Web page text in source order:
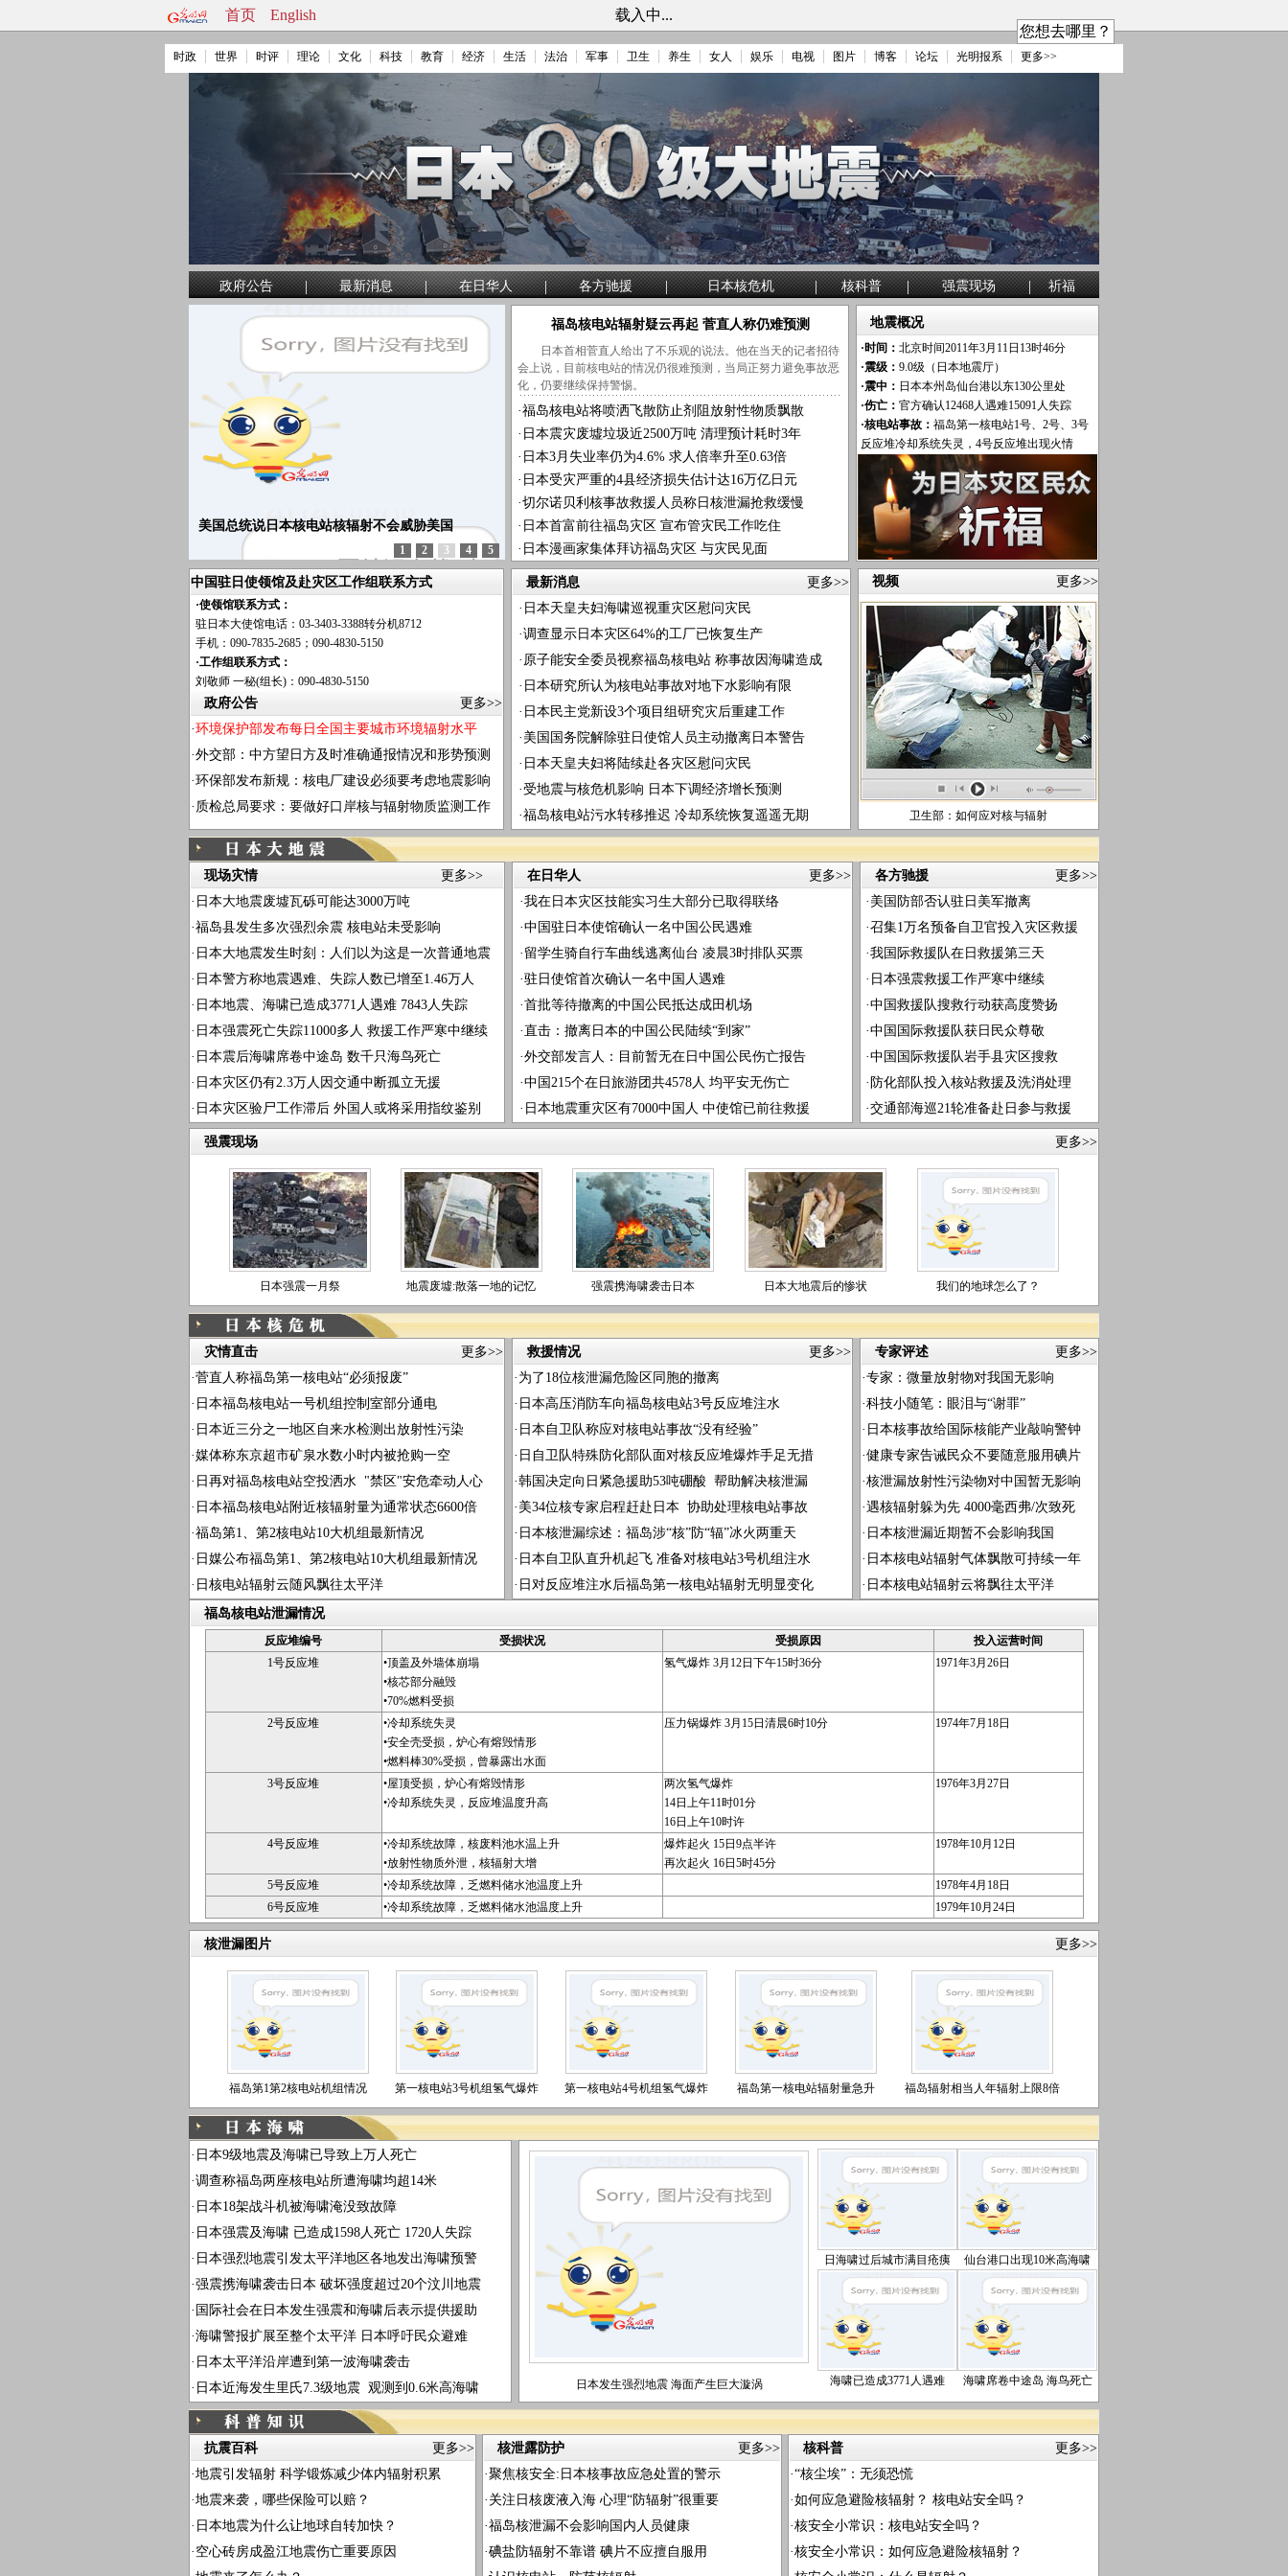
首页 English
载入中...
您想去哪里？
时政 世界 时评 理论 文化 科技 教育 经济 生活 法治 军事 卫生 养生 女人 娱乐 电视 图片 博客 论坛 光明报系 更多>>
政府公告 | 最新消息 | 在日华人 | 各方驰援 | 日本核危机 | 核科普 | 强震现场 | 祈福
美国总统说日本核电站核辐射不会威胁美国
1 2 3 4 5
福岛核电站辐射疑云再起 菅直人称仍难预测
日本首相菅直人给出了不乐观的说法。他在当天的记者招待
会上说，目前核电站的情况仍很难预测，当局正努力避免事故恶
化，仍要继续保持警惕。
·福岛核电站将喷洒飞散防止剂阻放射性物质飘散
· 日本震灾废墟垃圾近2500万吨 清理预计耗时3年
· 日本3月失业率仍为4.6% 求人倍率升至0.63倍
· 日本受灾严重的4县经济损失估计达16万亿日元
·切尔诺贝利核事故救援人员称日核泄漏抢救缓慢
· 日本首富前往福岛灾区 宣布管灾民工作吃住
· 日本漫画家集体拜访福岛灾区 与灾民见面
地震概况
·时间： 北京时间2011年3月11日13时46分
·震级： 9.0级（日本地震厅）
·震中： 日本本州岛仙台港以东130公里处
·伤亡： 官方确认12468人遇难15091人失踪
·核电站事故： 福岛第一核电站1号、2号、3号
反应堆冷却系统失灵，4号反应堆出现火情
中国驻日使领馆及赴灾区工作组联系方式
·使领馆联系方式：
驻日本大使馆电话：03-3403-3388转分机8712
手机：090-7835-2685；090-4830-5150
·工作组联系方式：
刘敬师 一秘(组长)：090-4830-5150
政府公告
更多>>
·环境保护部发布每日全国主要城市环境辐射水平
·外交部：中方望日方及时准确通报情况和形势预测
·环保部发布新规：核电厂建设必须要考虑地震影响
· 质检总局要求：要做好口岸核与辐射物质监测工作
最新消息
更多>>
· 日本天皇夫妇海啸巡视重灾区慰问灾民
·调查显示日本灾区64%的工厂已恢复生产
· 原子能安全委员视察福岛核电站 称事故因海啸造成
· 日本研究所认为核电站事故对地下水影响有限
· 日本民主党新设3个项目组研究灾后重建工作
· 美国国务院解除驻日使馆人员主动撤离日本警告
· 日本天皇夫妇将陆续赴各灾区慰问灾民
·受地震与核危机影响 日本下调经济增长预测
·福岛核电站污水转移推迟 冷却系统恢复遥遥无期
视频 更多>>
卫生部：如何应对核与辐射
现场灾情
更多>>
· 日本大地震废墟瓦砾可能达3000万吨
·福岛县发生多次强烈余震 核电站未受影响
· 日本大地震发生时刻：人们以为这是一次普通地震
· 日本警方称地震遇难、失踪人数已增至1.46万人
· 日本地震、海啸已造成3771人遇难 7843人失踪
· 日本强震死亡失踪11000多人 救援工作严寒中继续
· 日本震后海啸席卷中途岛 数千只海鸟死亡
· 日本灾区仍有2.3万人因交通中断孤立无援
· 日本灾区验尸工作滞后 外国人或将采用指纹鉴别
在日华人
更多>>
·我在日本灾区技能实习生大部分已取得联络
·中国驻日本使馆确认一名中国公民遇难
· 留学生骑自行车曲线逃离仙台 凌晨3时排队买票
·驻日使馆首次确认一名中国人遇难
·首批等待撤离的中国公民抵达成田机场
·直击：撤离日本的中国公民陆续“到家”
·外交部发言人：目前暂无在日中国公民伤亡报告
·中国215个在日旅游团共4578人 均平安无伤亡
· 日本地震重灾区有7000中国人 中使馆已前往救援
各方驰援
更多>>
· 美国防部否认驻日美军撤离
·召集1万名预备自卫官投入灾区救援
·我国际救援队在日救援第三天
· 日本强震救援工作严寒中继续
·中国救援队搜救行动获高度赞扬
·中国国际救援队获日民众尊敬
·中国国际救援队岩手县灾区搜救
· 防化部队投入核站救援及洗消处理
·交通部海巡21轮准备赴日参与救援
强震现场 更多>>
日本强震一月祭 地震废墟:散落一地的记忆 强震携海啸袭击日本 日本大地震后的惨状 我们的地球怎么了？
灾情直击
更多>>
·菅直人称福岛第一核电站“必须报废”
· 日本福岛核电站一号机组控制室部分通电
· 日本近三分之一地区自来水检测出放射性污染
·媒体称东京超市矿泉水数小时内被抢购一空
· 日再对福岛核电站空投洒水 "禁区"安危牵动人心
· 日本福岛核电站附近核辐射量为通常状态6600倍
·福岛第1、第2核电站10大机组最新情况
· 日媒公布福岛第1、第2核电站10大机组最新情况
· 日核电站辐射云随风飘往太平洋
救援情况
更多>>
· 为了18位核泄漏危险区同胞的撤离
· 日本高压消防车向福岛核电站3号反应堆注水
· 日本自卫队称应对核电站事故“没有经验”
· 日自卫队特殊防化部队面对核反应堆爆炸手足无措
·韩国决定向日紧急援助53吨硼酸 帮助解决核泄漏
· 美34位核专家启程赶赴日本 协助处理核电站事故
· 日本核泄漏综述：福岛涉“核”防“辐”冰火两重天
· 日本自卫队直升机起飞 准备对核电站3号机组注水
· 日对反应堆注水后福岛第一核电站辐射无明显变化
专家评述
更多>>
·专家：微量放射物对我国无影响
·科技小随笔：眼泪与“谢罪”
· 日本核事故给国际核能产业敲响警钟
·健康专家告诫民众不要随意服用碘片
·核泄漏放射性污染物对中国暂无影响
·遇核辐射躲为先 4000毫西弗/次致死
· 日本核泄漏近期暂不会影响我国
· 日本核电站辐射气体飘散可持续一年
· 日本核电站辐射云将飘往太平洋
福岛核电站泄漏情况
反应堆编号 受损状况 受损原因
投入运营时间
1号反应堆
•顶盖及外墙体崩塌
•核芯部分融毁
•70%燃料受损
氢气爆炸 3月12日下午15时36分 1971年3月26日
2号反应堆
•冷却系统失灵
•安全壳受损，炉心有熔毁情形
•燃料棒30%受损，曾暴露出水面
压力锅爆炸 3月15日清晨6时10分 1974年7月18日
3号反应堆
•屋顶受损，炉心有熔毁情形
•冷却系统失灵，反应堆温度升高
两次氢气爆炸
14日上午11时01分
16日上午10时许
1976年3月27日
4号反应堆
•冷却系统故障，核废料池水温上升
•放射性物质外泄，核辐射大增
爆炸起火 15日9点半许
再次起火 16日5时45分
1978年10月12日
5号反应堆 •冷却系统故障，乏燃料储水池温度上升
1978年4月18日
6号反应堆
•冷却系统故障，乏燃料储水池温度上升 1979年10月24日
核泄漏图片 更多>>
福岛第1第2核电站机组情况 第一核电站3号机组氢气爆炸 第一核电站4号机组氢气爆炸 福岛第一核电站辐射量急升 福岛辐射相当人年辐射上限8倍
· 日本9级地震及海啸已导致上万人死亡
·调查称福岛两座核电站所遭海啸均超14米
· 日本18架战斗机被海啸淹没致故障
· 日本强震及海啸 已造成1598人死亡 1720人失踪
· 日本强烈地震引发太平洋地区各地发出海啸预警
·强震携海啸袭击日本 破坏强度超过20个汶川地震
· 国际社会在日本发生强震和海啸后表示提供援助
·海啸警报扩展至整个太平洋 日本呼吁民众避难
· 日本太平洋沿岸遭到第一波海啸袭击
· 日本近海发生里氏7.3级地震 观测到0.6米高海啸 日本发生强烈地震 海面产生巨大漩涡
日海啸过后城市满目疮痍 仙台港口出现10米高海啸
海啸已造成3771人遇难 海啸席卷中途岛 海鸟死亡
抗震百科
更多>>
·地震引发辐射 科学锻炼减少体内辐射积累
·地震来袭，哪些保险可以赔？
· 日本地震为什么让地球自转加快？
· 空心砖房成盈江地震伤亡重要原因
核泄露防护
更多>>
·聚焦核安全:日本核事故应急处置的警示
· 关注日核废液入海 心理“防辐射”很重要
·福岛核泄漏不会影响国内人员健康
·碘盐防辐射不靠谱 碘片不应擅自服用
核科普
更多>>
·“核尘埃”：无须恐慌
·如何应急避险核辐射？ 核电站安全吗？
·核安全小常识：核电站安全吗？
·核安全小常识：如何应急避险核辐射？